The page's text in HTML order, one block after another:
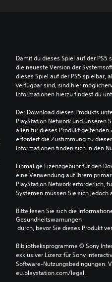
Damit du dieses Spiel auf der
die neueste Version der
dieses Spiel auf der PS5 spielbar,
verfügbar sind, sind hier
Informationen hierzu findest du
Der Download dieses Produkts
PlayStation Network und unseren
allen für dieses Produkt
erfordert die Zustimmung zu
Informationen finden sich in den
Einmalige Lizenzgebühr für den
eine Verwendung auf Ihrem
PlayStation Network erforderlich,
Systemen müssen Sie sich jedoch
Bitte lesen Sie sich die
Gesundheitswarnungen
durch, bevor Sie dieses Produkt
Bibliotheksprogramme © Sony
exklusiver Lizenz für Sony
Software-Nutzungsbedingungen.
eu.playstation.com/legal.